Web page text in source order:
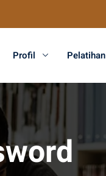
Profil Pelatihan